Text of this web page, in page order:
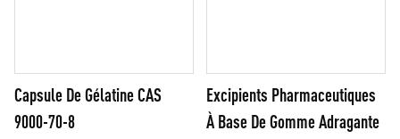
produits de santé et les
emballages alimentaires.
Capsule De Gélatine CAS
9000-70-8
Excipients Pharmaceutiques
À Base De Gomme Adragante